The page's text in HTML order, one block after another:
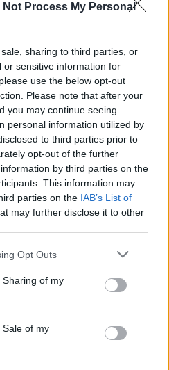
Not Process My Personal
sharing to third parties, or
or sensitive information for
use the below opt-out
Please note that after your
you may continue seeing
personal information utilized by
to third parties prior to
opt-out of the further
by third parties on the
This information may
parties on the IAB’s List of
may further disclose it to other
app uses one or more Google
behaviour. You may click to
and its third-party tags to
purposes in below Google
Opt Outs
of my
of my
zwycięski szlak!
2025-12-08 19:02
przekonujące zwycięstwo w 9.
w pokonanym polu
wygrywając w trzech
Polski przyjechały do
sobie porażki w Lidze
Podrażnione
na zwycięską